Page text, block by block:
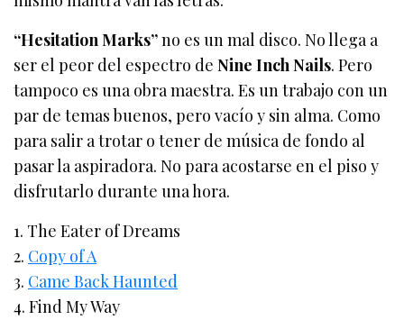
“Hesitation Marks”no es un mal disco. No llega a
ser el peor del espectro deNine Inch Nails. Pero
tampoco es una obra maestra. Es un trabajo con un
par de temas buenos, pero vacío y sin alma. Como
para salir a trotar o tener de música de fondo al
pasar la aspiradora. No para acostarse en el piso y
disfrutarlo durante una hora.
1. The Eater of Dreams
2. Copy of A
3. Came Back Haunted
4. Find My Way